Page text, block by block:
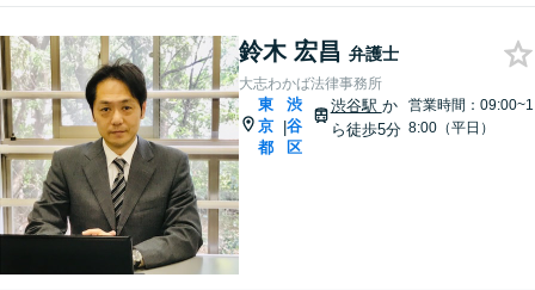
鈴木 宏昌 弁護士
大志わかば法律事務所
東
京
都
|
渋
谷
区
渋谷駅 か
ら徒歩5分
営業時間：09:00~1
8:00（平日）